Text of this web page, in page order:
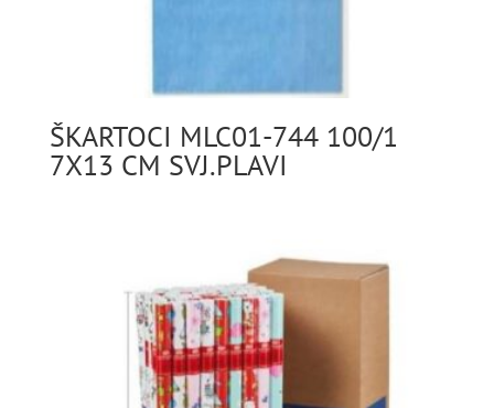
ŠKARTOCI MLC01-744 100/1
7X13 CM SVJ.PLAVI